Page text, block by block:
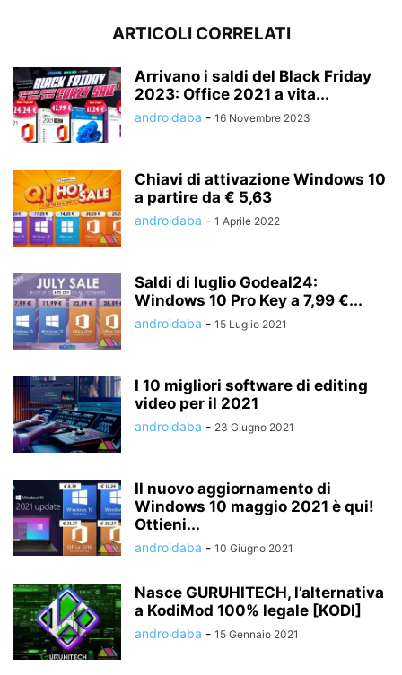
ARTICOLI CORRELATI
Arrivano i saldi del Black Friday
2023: Office 2021 a vita...
androidaba - 16 Novembre 2023
Chiavi di attivazione Windows 10
a partire da € 5,63
androidaba - 1 Aprile 2022
Saldi di luglio Godeal24:
Windows 10 Pro Key a 7,99 €...
androidaba - 15 Luglio 2021
I 10 migliori software di editing
video per il 2021
androidaba - 23 Giugno 2021
Il nuovo aggiornamento di
Windows 10 maggio 2021 è qui!
Ottieni...
androidaba - 10 Giugno 2021
Nasce GURUHITECH, l’alternativa
a KodiMod 100% legale [KODI]
androidaba - 15 Gennaio 2021